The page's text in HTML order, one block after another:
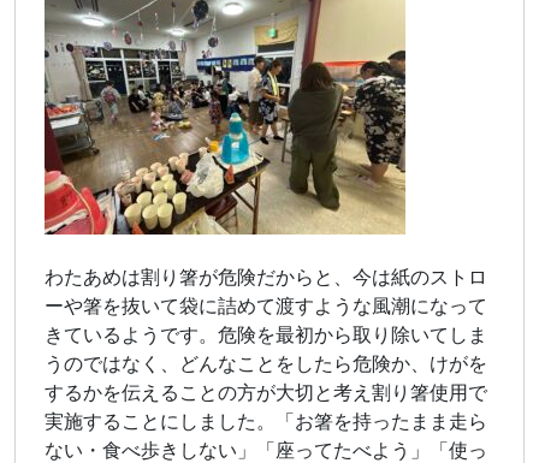
わたあめは割り箸が危険だからと、今は紙のストロ
ーや箸を抜いて袋に詰めて渡すような風潮になって
きているようです。危険を最初から取り除いてしま
うのではなく、どんなことをしたら危険か、けがを
するかを伝えることの方が大切と考え割り箸使用で
実施することにしました。「お箸を持ったまま走ら
ない・食べ歩きしない」「座ってたべよう」「使っ